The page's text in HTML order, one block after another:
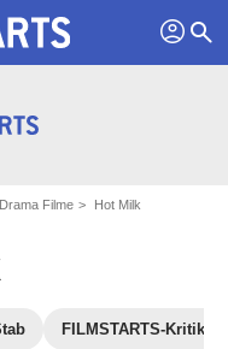
profil search
Filme Hot Milk
FILMSTARTS-Kritik